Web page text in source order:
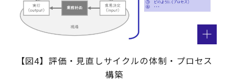
【図4】評価・見直しサイクルの体制・プロセス
構築